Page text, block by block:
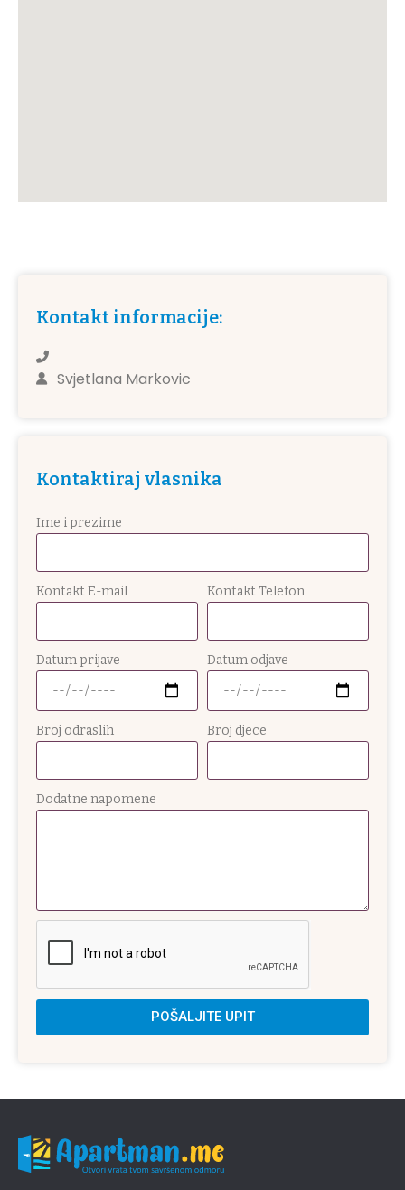
Kontakt informacije:
Svjetlana Markovic
Kontaktiraj vlasnika
Ime i prezime
Kontakt E-mail Kontakt Telefon
Datum prijave Datum odjave
Broj odraslih Broj djece
Dodatne napomene
POŠALJITE UPIT